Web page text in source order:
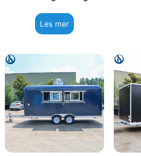
Les mer